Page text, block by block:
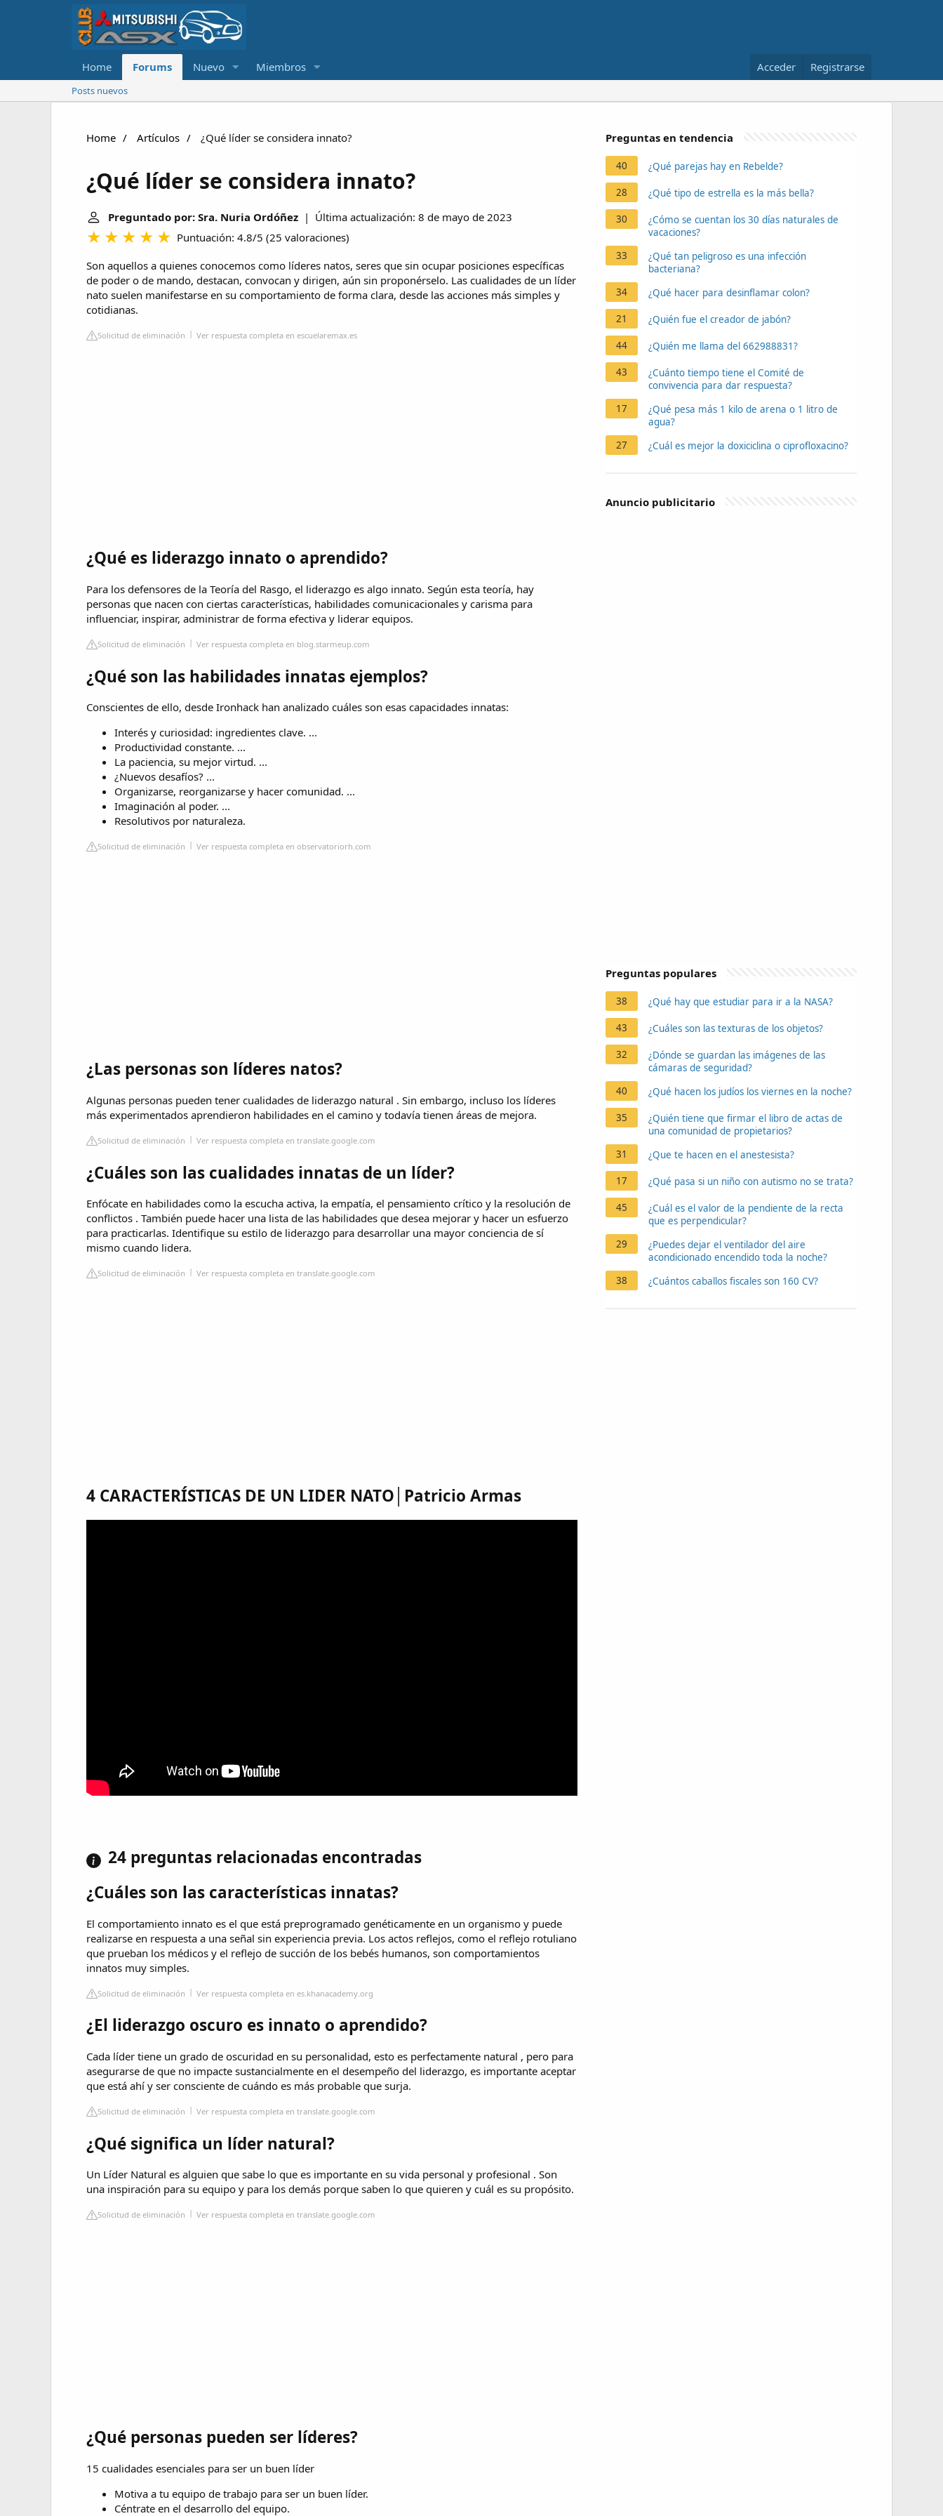
Home Forums Nuevo Miembros Acceder Registrarse
Posts nuevos
Home Artículos ¿Qué líder se considera innato?
¿Qué líder se considera innato?
Preguntado por: Sra. Nuria Ordóñez | Última actualización: 8 de mayo de 2023
Puntuación: 4.8/5 (25 valoraciones)
Son aquellos a quienes conocemos como líderes natos, seres que sin ocupar posiciones específicas
de poder o de mando, destacan, convocan y dirigen, aún sin proponérselo. Las cualidades de un líder
nato suelen manifestarse en su comportamiento de forma clara, desde las acciones más simples y
cotidianas.
Solicitud de eliminación Ver respuesta completa en escuelaremax.es
¿Qué es liderazgo innato o aprendido?
Para los defensores de la Teoría del Rasgo, el liderazgo es algo innato. Según esta teoría, hay
personas que nacen con ciertas características, habilidades comunicacionales y carisma para
influenciar, inspirar, administrar de forma efectiva y liderar equipos.
Solicitud de eliminación Ver respuesta completa en blog.starmeup.com
¿Qué son las habilidades innatas ejemplos?
Conscientes de ello, desde Ironhack han analizado cuáles son esas capacidades innatas:
Interés y curiosidad: ingredientes clave. ...
Productividad constante. ...
La paciencia, su mejor virtud. ...
¿Nuevos desafíos? ...
Organizarse, reorganizarse y hacer comunidad. ...
Imaginación al poder. ...
Resolutivos por naturaleza.
Solicitud de eliminación Ver respuesta completa en observatoriorh.com
¿Las personas son líderes natos?
Algunas personas pueden tener cualidades de liderazgo natural . Sin embargo, incluso los líderes
más experimentados aprendieron habilidades en el camino y todavía tienen áreas de mejora.
Solicitud de eliminación Ver respuesta completa en translate.google.com
¿Cuáles son las cualidades innatas de un líder?
Enfócate en habilidades como la escucha activa, la empatía, el pensamiento crítico y la resolución de
conflictos . También puede hacer una lista de las habilidades que desea mejorar y hacer un esfuerzo
para practicarlas. Identifique su estilo de liderazgo para desarrollar una mayor conciencia de sí
mismo cuando lidera.
Solicitud de eliminación Ver respuesta completa en translate.google.com
4 CARACTERÍSTICAS DE UN LIDER NATO│Patricio Armas
24 preguntas relacionadas encontradas
¿Cuáles son las características innatas?
El comportamiento innato es el que está preprogramado genéticamente en un organismo y puede
realizarse en respuesta a una señal sin experiencia previa. Los actos reflejos, como el reflejo rotuliano
que prueban los médicos y el reflejo de succión de los bebés humanos, son comportamientos
innatos muy simples.
Solicitud de eliminación Ver respuesta completa en es.khanacademy.org
¿El liderazgo oscuro es innato o aprendido?
Cada líder tiene un grado de oscuridad en su personalidad, esto es perfectamente natural , pero para
asegurarse de que no impacte sustancialmente en el desempeño del liderazgo, es importante aceptar
que está ahí y ser consciente de cuándo es más probable que surja.
Solicitud de eliminación Ver respuesta completa en translate.google.com
¿Qué significa un líder natural?
Un Líder Natural es alguien que sabe lo que es importante en su vida personal y profesional . Son
una inspiración para su equipo y para los demás porque saben lo que quieren y cuál es su propósito.
Solicitud de eliminación Ver respuesta completa en translate.google.com
¿Qué personas pueden ser líderes?
15 cualidades esenciales para ser un buen líder
Motiva a tu equipo de trabajo para ser un buen líder.
Céntrate en el desarrollo del equipo.
Preguntas en tendencia
40 ¿Qué parejas hay en Rebelde?
28 ¿Qué tipo de estrella es la más bella?
30
¿Cómo se cuentan los 30 días naturales de
vacaciones?
33
¿Qué tan peligroso es una infección
bacteriana?
34
¿Qué hacer para desinflamar colon?
21 ¿Quién fue el creador de jabón?
44 ¿Quién me llama del 662988831?
43
¿Cuánto tiempo tiene el Comité de
convivencia para dar respuesta?
17
¿Qué pesa más 1 kilo de arena o 1 litro de
agua?
27
¿Cuál es mejor la doxiciclina o ciprofloxacino?
Anuncio publicitario
Preguntas populares
38 ¿Qué hay que estudiar para ir a la NASA?
43 ¿Cuáles son las texturas de los objetos?
32
¿Dónde se guardan las imágenes de las
cámaras de seguridad?
40
¿Qué hacen los judíos los viernes en la noche?
35
¿Quién tiene que firmar el libro de actas de
una comunidad de propietarios?
31
¿Que te hacen en el anestesista?
17 ¿Qué pasa si un niño con autismo no se trata?
45
¿Cuál es el valor de la pendiente de la recta
que es perpendicular?
29
¿Puedes dejar el ventilador del aire
acondicionado encendido toda la noche?
38
¿Cuántos caballos fiscales son 160 CV?